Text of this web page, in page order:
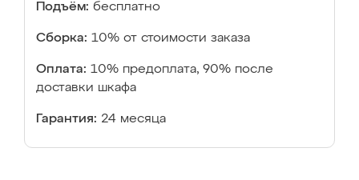
Подъём: бесплатно
Сборка: 10% от стоимости заказа
Оплата: 10% предоплата, 90% после
доставки шкафа
Гарантия: 24 месяца